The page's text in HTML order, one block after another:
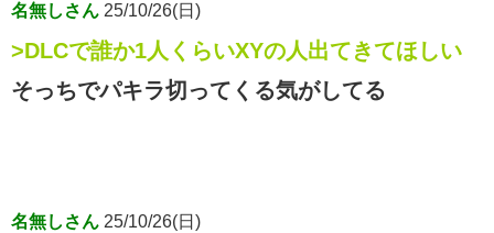
名無しさん 25/10/26(日)
>DLCで誰か1人くらいXYの人出てきてほしい
そっちでパキラ切ってくる気がしてる
名無しさん 25/10/26(日)